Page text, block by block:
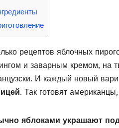
рецептов яблочных
и заварным кремом, на
И каждый новый
. Так готовят
яблоками украшают